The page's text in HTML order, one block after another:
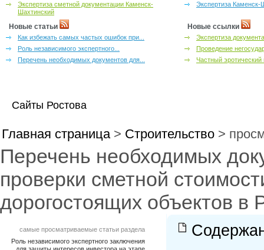
Экспертиза сметной документации Каменск-
Шахтинский
Экспертиза Каменск-
Новые статьи
Как избежать самых частых ошибок при...
Роль независимого экспертного...
Перечень необходимых документов для...
Новые ссылки
Экспертиза
Проведение
Частный
Сайты Ростова
Главная страница> Строительство >
Перечень необходимых
проверки сметной
дорогостоящих объектов в
самые просматриваемые статьи раздела
Роль независимого экспертного заключения